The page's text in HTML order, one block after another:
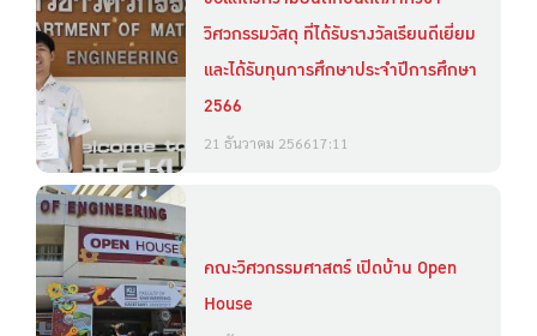
วิศวกรรมวัสดุ ที่ได้รับรางวัลเรียนดีเยี่ยม
และได้รับทุนการศึกษาประจำปีการศึกษา
2566
21 ธันวาคม 256617:11
คณะวิศวกรรมศาสตร์ เปิดบ้าน Open
House